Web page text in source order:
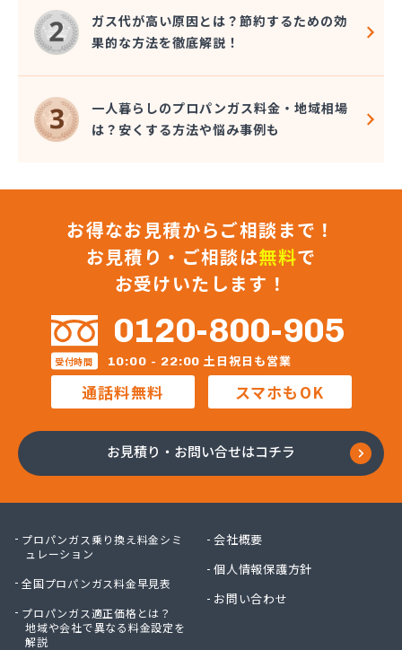
三崎商店
秋山プロパン・電器店
松井商事有限会社
松村プロパン
松島燃料店
食協株式会社 広島販売所
食協株式会社 燃料部 燃料課
真田石油株式会社 本社・セルフ府中給油所
水口プロパン
政広商店
正進ガス株式会社
正和液化株式会社 LPGスタンド
正和液化株式会社 本社
赤木プロパンオート ガス充てん工場
川口プロパン
川本プロパン
大竹プロパン瓦斯株式会社
大陽日酸エネルギー株式会社 呉支店 東広島・竹
大陽日酸エネルギー株式会社 広島支店
大陽日酸株式会社 中四国支社
池田液化ガス株式会社
ガス代が高い原因とは？節約するための効
果的な方法を徹底解説！
一人暮らしのプロパンガス料金・地域相場
は？安くする方法や悩み事例も
お得なお見積からご相談まで！
お見積り・ご相談は無料で
お受けいたします！
0120-800-905
受付時間 10:00 - 22:00 土日祝日も営業
通話料無料 スマホもOK
お見積り・お問い合せはコチラ
プロパンガス乗り換え料金シミ
ュレーション
全国プロパンガス料金早見表
プロパンガス適正価格とは？
地域や会社で異なる料金設定を
解説
会社概要
個人情報保護方針
お問い合わせ